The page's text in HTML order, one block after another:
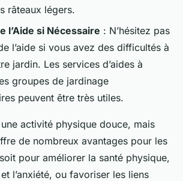
râteaux légers.
l’Aide si Nécessaire : N’hésitez pas
l’aide si vous avez des difficultés à
jardin. Les services d’aides à
groupes de jardinage
peuvent être très utiles.
activité physique douce, mais
de nombreux avantages pour les
pour améliorer la santé physique,
l’anxiété, ou favoriser les liens